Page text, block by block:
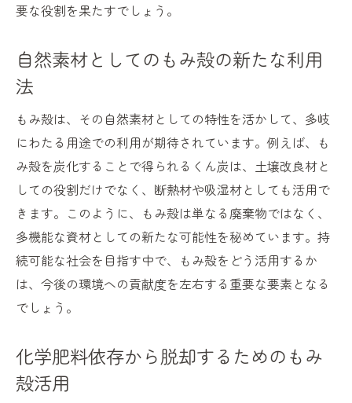
要な役割を果たすでしょう。
自然素材としてのもみ殻の新たな利用
法
もみ殻は、その自然素材としての特性を活かして、多岐
にわたる用途での利用が期待されています。例えば、も
み殻を炭化することで得られるくん炭は、土壌改良材と
しての役割だけでなく、断熱材や吸湿材としても活用で
きます。このように、もみ殻は単なる廃棄物ではなく、
多機能な資材としての新たな可能性を秘めています。持
続可能な社会を目指す中で、もみ殻をどう活用するか
は、今後の環境への貢献度を左右する重要な要素となる
でしょう。
化学肥料依存から脱却するためのもみ
殻活用